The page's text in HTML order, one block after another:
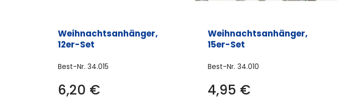
Weihnachtsanhänger,
12er-Set
Best-Nr. 34.015
6,20 €
Weihnachtsanhänger,
15er-Set
Best-Nr.34.010
4,95 €